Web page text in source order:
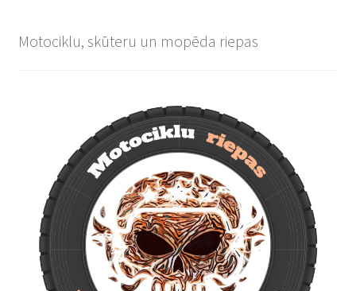
Motociklu, skūteru un mopēda riepas